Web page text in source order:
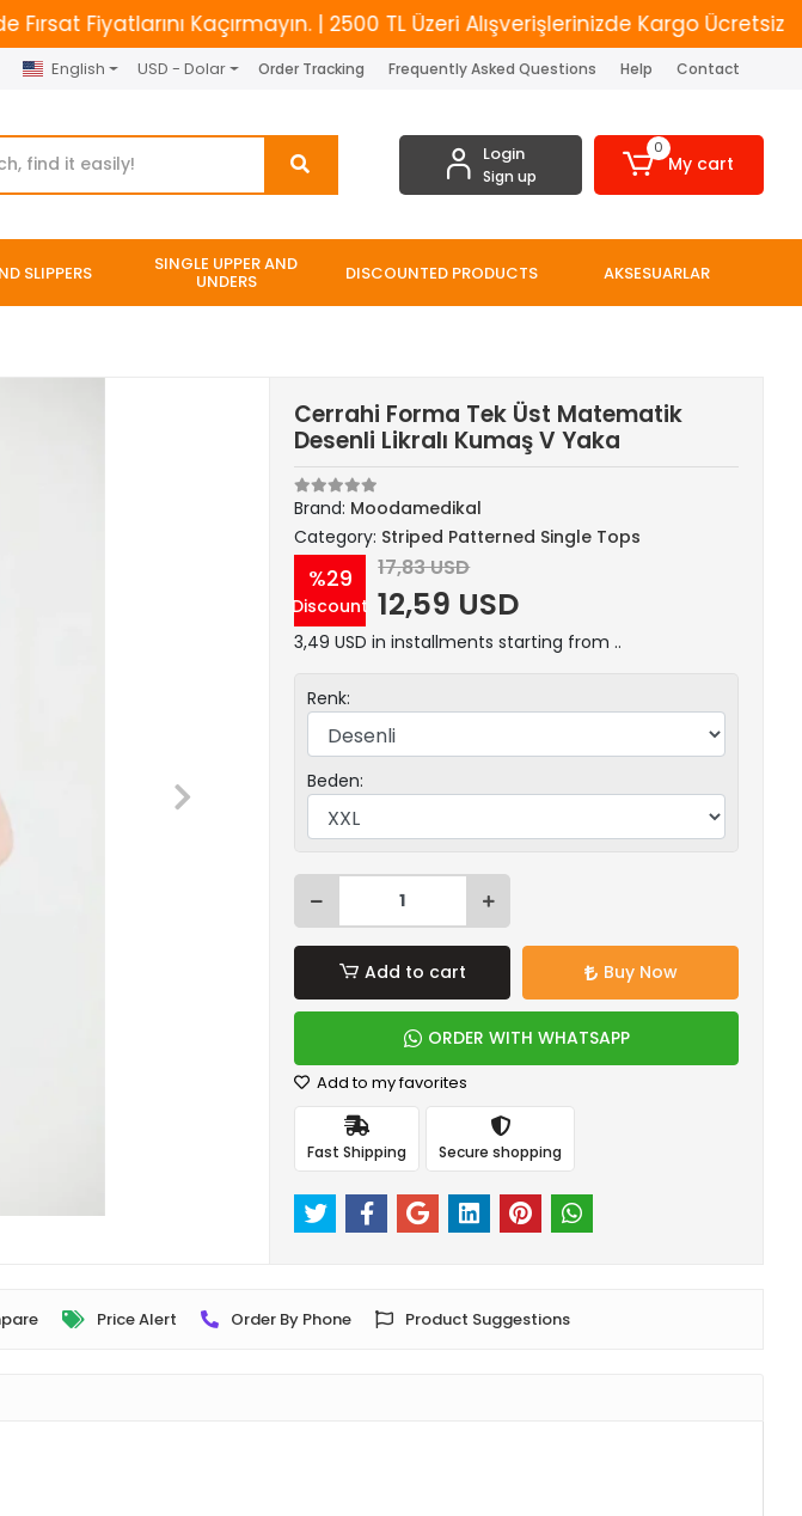
Fiyatlarını Kaçırmayın. | 2500 TL Üzeri Alışverişlerinizde Kargo Ücretsiz
English USD - Dolar Order Tracking Frequently Asked Questions Help Contact
Login
Sign up
0
My cart
SLIPPERS SINGLE UPPER AND
UNDERS DISCOUNTED PRODUCTS AKSESUARLAR
Cerrahi Forma Tek Üst Matematik
Desenli Likralı Kumaş V Yaka
Brand: Moodamedikal
Category: Striped Patterned Single Tops
%29
Discount
17,83 USD
12,59 USD
3,49 USD in installments starting from ..
Renk:
Beden:
Add to cart Buy Now
ORDER WITH WHATSAPP
Add to my favorites
Fast Shipping Secure shopping
Price Alert Order By Phone Product Suggestions